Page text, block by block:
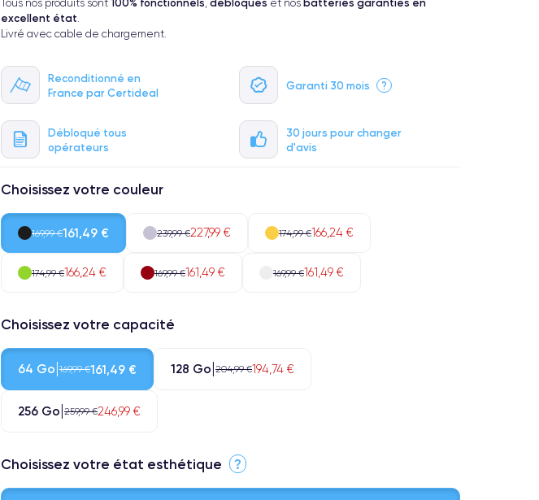
Tous nos produits sont , et nos
excellent état.
Livré avec cable de chargement.
Reconditionné en
France par Certideal
Garanti 30 mois ?
Débloqué tous
opérateurs
30 jours pour changer
d'avis
Choisissez votre couleur
169,99 €161,49 € 239,99 €227,99 € 174,99 €166,24 €
174,99 €166,24 € 169,99 €161,49 € 169,99 €161,49 €
Choisissez votre capacité
64 Go 169,99 €161,49 € 128 Go 204,99 €194,74 €
256 Go 259,99 €246,99 €
Choisissez votre état esthétique ?